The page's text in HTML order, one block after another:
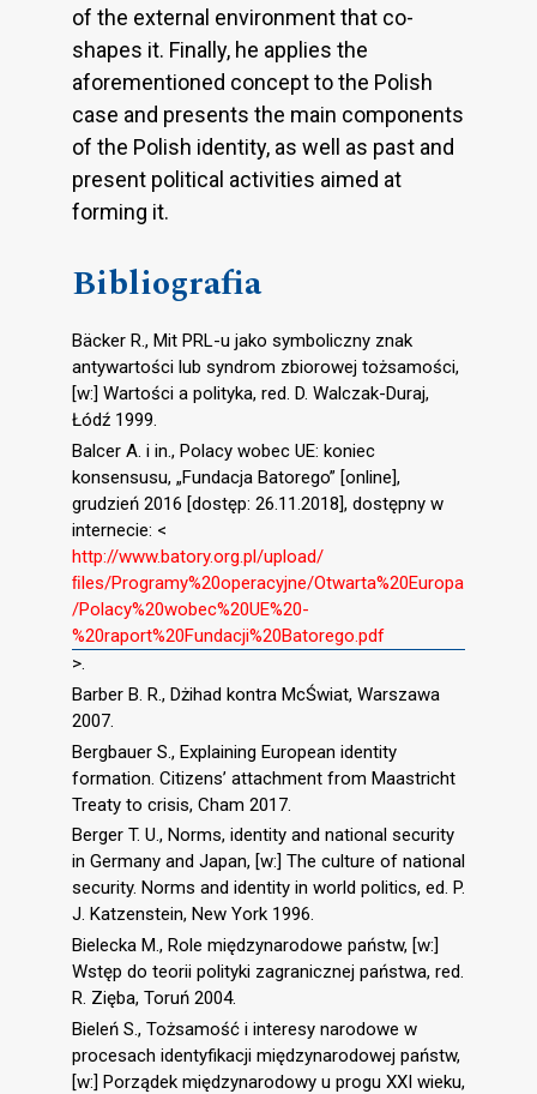
of the external environment that co-
shapes it. Finally, he applies the
aforementioned concept to the Polish
case and presents the main components
of the Polish identity, as well as past and
present political activities aimed at
forming it.
Bibliografia
Bäcker R., Mit PRL-u jako symboliczny znak
antywartości lub syndrom zbiorowej tożsamości,
[w:] Wartości a polityka, red. D. Walczak-Duraj,
Łódź 1999.
Balcer A. i in., Polacy wobec UE: koniec
konsensusu, „Fundacja Batorego” [online],
grudzień 2016 [dostęp: 26.11.2018], dostępny w
internecie: <
http://www.batory.org.pl/upload/
ﬁles/Programy%20operacyjne/Otwarta%20Europa
/Polacy%20wobec%20UE%20-
%20raport%20Fundacji%20Batorego.pdf
>.
Barber B. R., Dżihad kontra McŚwiat, Warszawa
2007.
Bergbauer S., Explaining European identity
formation. Citizens’ attachment from Maastricht
Treaty to crisis, Cham 2017.
Berger T. U., Norms, identity and national security
in Germany and Japan, [w:] The culture of national
security. Norms and identity in world politics, ed. P.
J. Katzenstein, New York 1996.
Bielecka M., Role międzynarodowe państw, [w:]
Wstęp do teorii polityki zagranicznej państwa, red.
R. Zięba, Toruń 2004.
Bieleń S., Tożsamość i interesy narodowe w
procesach identyfikacji międzynarodowej państw,
[w:] Porządek międzynarodowy u progu XXI wieku,